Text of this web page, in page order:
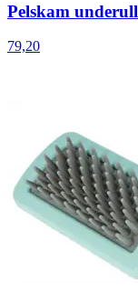
Pelskam underull
79,20